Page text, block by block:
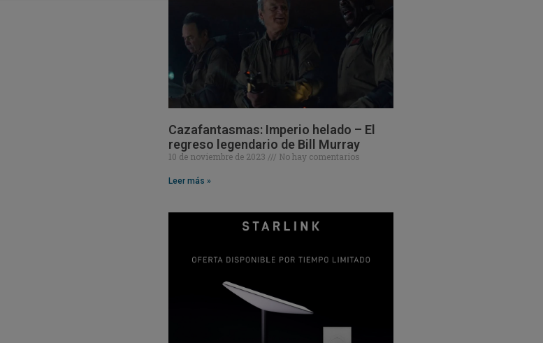
Cazafantasmas: Imperio helado – El
regreso legendario de Bill Murray
10 de noviembre de 2023 No hay comentarios
Leer más »